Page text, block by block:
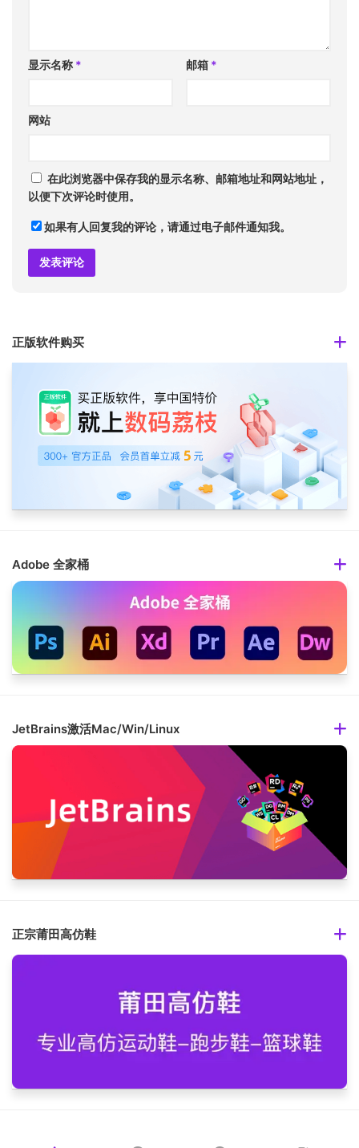
显示名称 * 邮箱 *
网站
在此浏览器中保存我的显示名称、邮箱地址和网站地址，
以便下次评论时使用。
如果有人回复我的评论，请通过电子邮件通知我。
正版软件购买
Adobe 全家桶
JetBrains激活Mac/Win/Linux
正宗莆田高仿鞋